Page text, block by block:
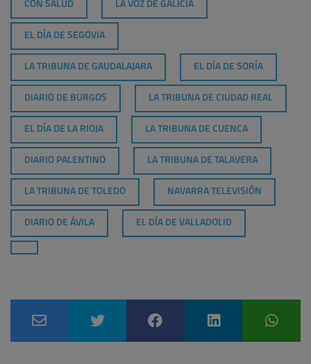
CON SALUD LA VOZ DE GALICIA
EL DÍA DE SEGOVIA
LA TRIBUNA DE GAUDALAJARA EL DÍA DE SORÍA
DIARIO DE BURGOS LA TRIBUNA DE CIUDAD REAL
EL DÍA DE LA RIOJA LA TRIBUNA DE CUENCA
DIARIO PALENTINO LA TRIBUNA DE TALAVERA
LA TRIBUNA DE TOLEDO NAVARRA TELEVISIÓN
DIARIO DE ÁVILA EL DÍA DE VALLADOLID